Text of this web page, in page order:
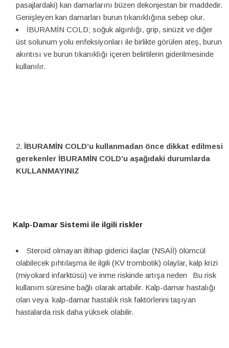
pasajlardaki) kan damarlarını büzen dekonjestan bir maddedir.
Genişleyen kan damarları burun tıkanıklığına sebep olur.
İBURAMİN COLD; soğuk algınlığı, grip, sinüzit ve diğer
üst solunum yolu enfeksiyonları ile birlikte görülen ateş, burun
akıntısı ve burun tıkanıklığı içeren belirtilerin giderilmesinde
kullanılır.
İBURAMİN COLD’u kullanmadan önce dikkat edilmesi
gerekenler İBURAMİN COLD’u aşağıdaki durumlarda
KULLANMAYINIZ
Kalp-Damar Sistemi ile ilgili riskler
Steroid olmayan iltihap giderici ilaçlar (NSAİİ) ölümcül
olabilecek pıhtılaşma ile ilgili (KV trombotik) olaylar, kalp krizi
(miyokard infarktüsü) ve inme riskinde artışa neden
Bu risk
kullanım süresine bağlı olarak artabilir. Kalp-damar hastalığı
olan veya kalp-damar hastalık risk faktörlerini taşıyan
hastalarda risk daha yüksek olabilir.